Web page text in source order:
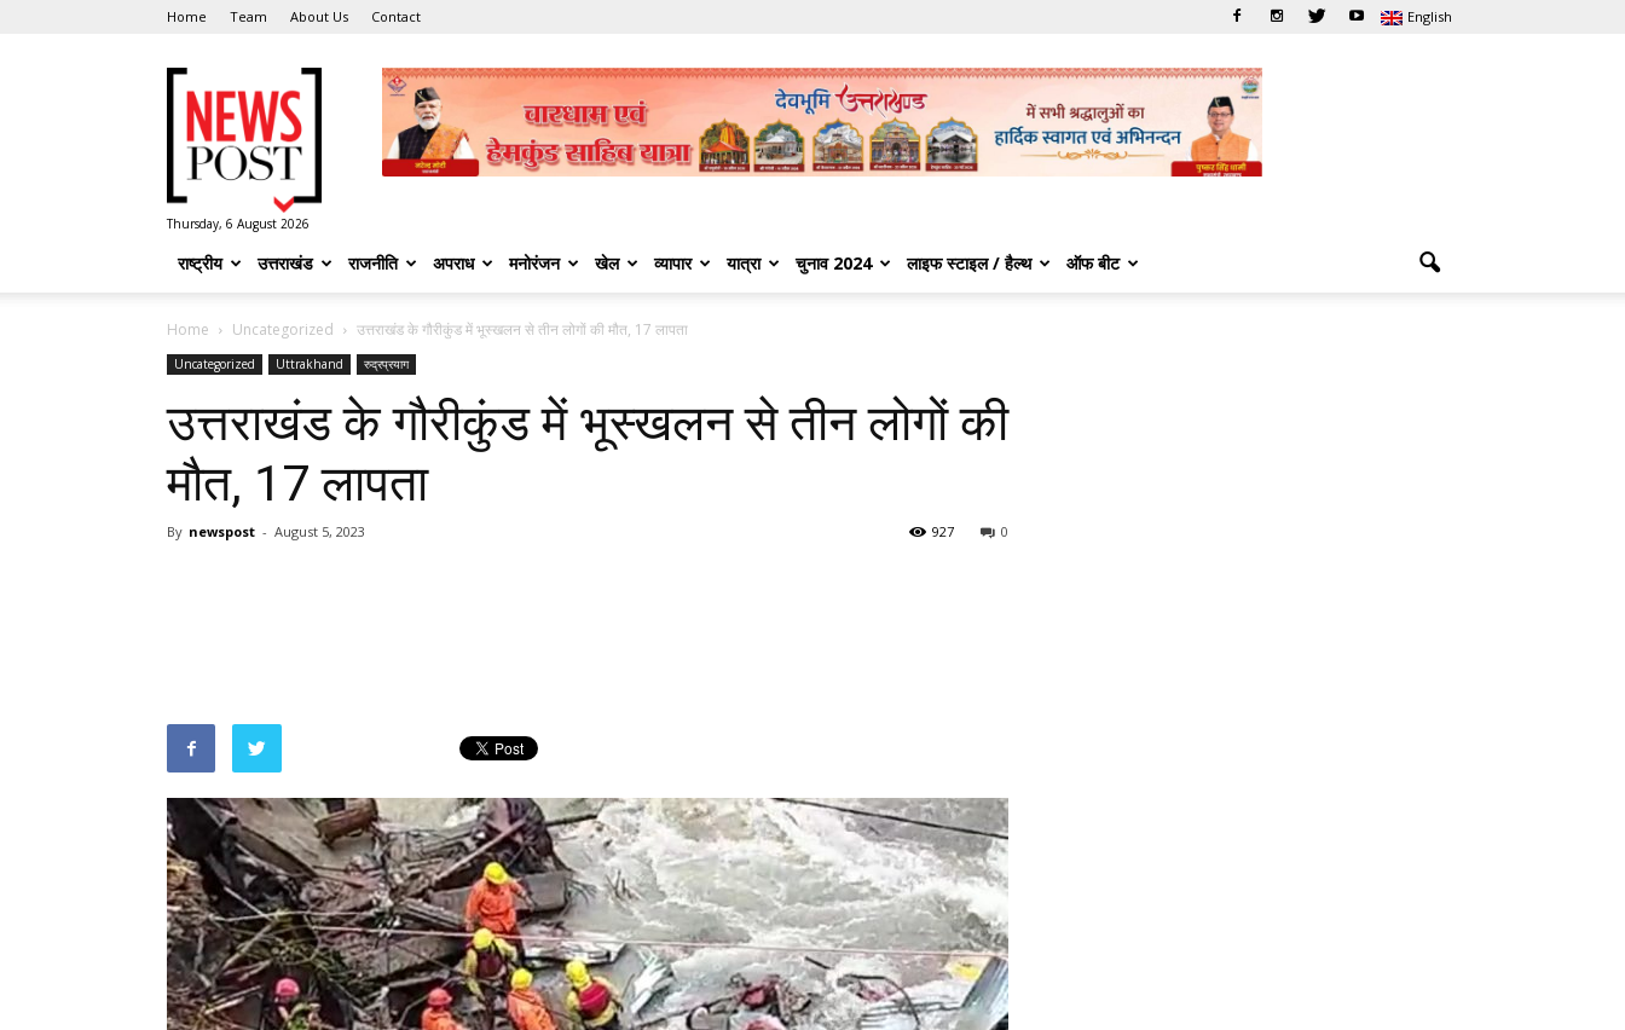
Home Team About Us Contact English
Post
Thursday, 6 August 2026
राष्ट्रीय उत्तराखंड राजनीति अपराध मनोरंजन खेल व्यापार यात्रा चुनाव 2024 लाइफ स्टाइल / हैल्थ ऑफ बीट
Home Uncategorized उत्तराखंड के गौरीकुंड में भूस्खलन से तीन लोगों की मौत, 17 लापता
Uncategorized Uttrakhand रुद्रप्रयाग
उत्तराखंड के गौरीकुंड में भूस्खलन से तीन लोगों की
मौत, 17 लापता
By newspost - August 5, 2023 0
927